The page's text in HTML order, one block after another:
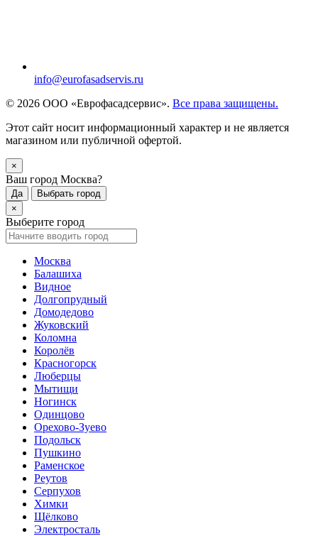
info@eurofasadservis.ru
© 2026 ООО «Еврофасадсервис». Все права защищены.
Этот сайт носит информационный характер и не является
магазином или публичной офертой.
×
Ваш город Москва?
Да
Выбрать город
×
Выберите город
Москва
Балашиха
Видное
Долгопрудный
Домодедово
Жуковский
Коломна
Королёв
Красногорск
Люберцы
Мытищи
Ногинск
Одинцово
Орехово-Зуево
Подольск
Пушкино
Раменское
Реутов
Серпухов
Химки
Щёлково
Электросталь